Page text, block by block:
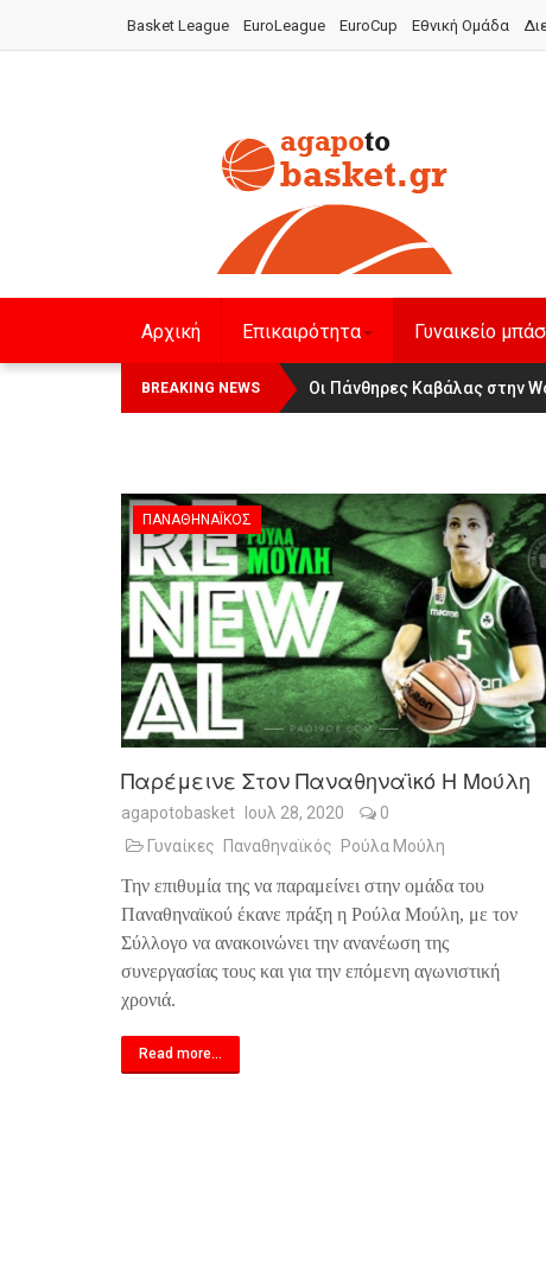
Basket League EuroLeague EuroCup Εθνική Ομάδα
Αρχική Επικαιρότητα Γυναικείο
BREAKING NEWS Οι Πάνθηρες Καβάλας στην
Αναχώρησε για τα Γιάννενα η
ΠΑΝΑΘΗΝΑΪΚΌΣ
Παρέμεινε Στον Παναθηναϊκό Η Μούλη
agapotobasket Ιουλ 28, 2020
0
Γυναίκες
Παναθηναϊκός Ρούλα Μούλη
Την επιθυμία της να παραμείνει στην ομάδα του
Παναθηναϊκού έκανε πράξη η Ρούλα Μούλη, με τον
Σύλλογο να ανακοινώνει την ανανέωση της
συνεργασίας τους και για την επόμενη αγωνιστική
χρονιά.
Read more...